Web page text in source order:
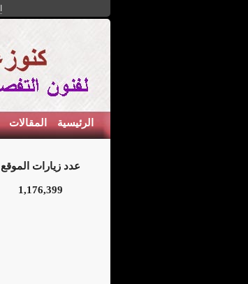
الرئيسية المقالات
عدد زيارات الموقع
1,176,399